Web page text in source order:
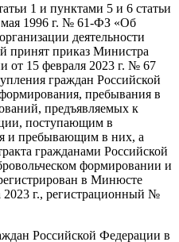
1 и пунктами 5 и 6 статьи
мая 1996 г. № 61-ФЗ «Об
деятельности
принят приказ Министра
от 15 февраля 2023 г. № 67
граждан Российской
пребывания в
предъявляемых к
поступающим в
и пребывающим в них, а
гражданами Российской
формировании и
в Минюсте
2023 г., регистрационный №
Российской Федерации в